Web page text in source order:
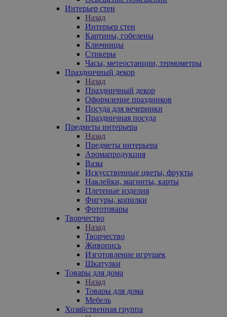
Интерьер стен
Назад
Интерьер стен
Картины, гобелены
Ключницы
Стикеры
Часы, метеостанции, термометры
Праздничный декор
Назад
Праздничный декор
Оформление праздников
Посуда для вечеринки
Праздничная посуда
Предметы интерьера
Назад
Предметы интерьера
Аромапродукция
Вазы
Искусственные цветы, фрукты
Наклейки, магниты, карты
Плетеные изделия
Фигуры, копилки
Фототовары
Творчество
Назад
Творчество
Живопись
Изготовление игрушек
Шкатулки
Товары для дома
Назад
Товары для дома
Мебель
Хозяйственная группа